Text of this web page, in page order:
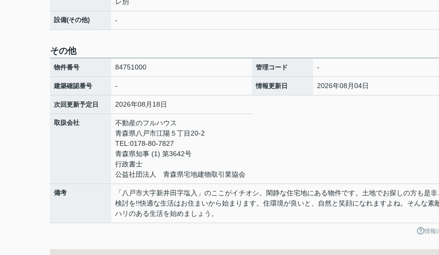
設備(その他) -
その他
物件番号 84751000 管理コード -
建築確認番号 - 情報更新日 2026年08月04日
次回更新予定日 2026年08月18日
取扱会社
不動産のフルハウス
青森県八戸市江陽５丁目20-2
TEL:0178-80-7827
青森県知事 (1) 第3642号
行政書士
公益社団法人 青森県宅地建物取引業協会
備考
「八戸市大字新井田字塩入」のここがイチオシ。閑静な住宅地にある物件です。土地でお探しの方も是非
検討を!!快適な生活はお住まいから始まります。住環境が良いと、自然と笑顔になれますよね。そんな素
ハリのある生活を始めましょう。
情報